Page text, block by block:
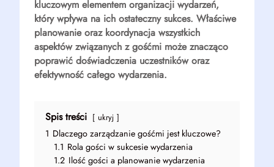
kluczowym elementem organizacji wydarzeń,
który wpływa na ich ostateczny sukces. Właściwe
planowanie oraz koordynacja wszystkich
aspektów związanych z gośćmi może znacząco
poprawić doświadczenia uczestników oraz
efektywność całego wydarzenia.
Spis treści ukryj
1 Dlaczego zarządzanie gośćmi jest kluczowe?
1.1 Rola gości w sukcesie wydarzenia
1.2 Ilość gości a planowanie wydarzenia